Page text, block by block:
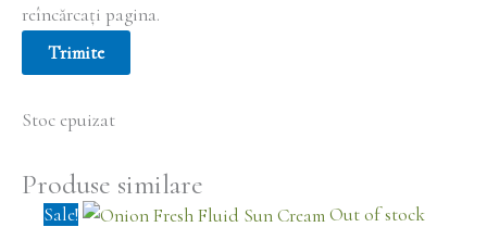
reîncărcați pagina.
Stoc epuizat
Produse similare
Sale! Out of stock
Prețul
Prețul